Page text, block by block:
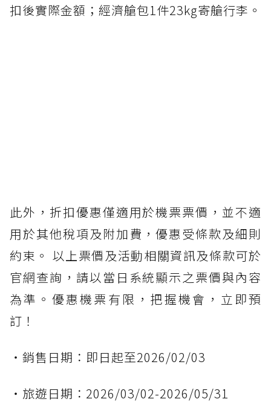
扣後實際金額；經濟艙包1件23kg寄艙行李。
此外，折扣優惠僅適用於機票票價，並不適
用於其他稅項及附加費，優惠受條款及細則
約束。 以上票價及活動相關資訊及條款可於
官網查詢，請以當日系統顯示之票價與內容
為準。優惠機票有限，把握機會，立即預
訂！
・銷售日期：即日起至2026/02/03
・旅遊日期：2026/03/02-2026/05/31